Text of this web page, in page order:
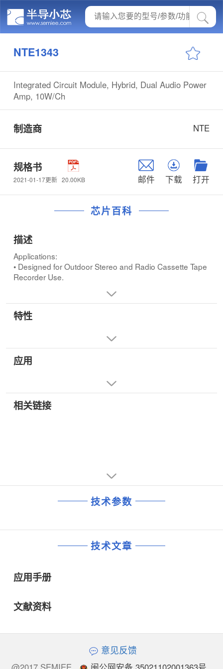
NTE1343
Integrated Circuit Module, Hybrid, Dual Audio Power
Amp, 10W/Ch
制造商 NTE
规格书
2021-01-17更新 20.00KB 邮件 下载 打开
芯片百科
描述
Applications:
• Designed for Outdoor Stereo and Radio Cassette Tape
Recorder Use.
特性
应用
相关链接
技术参数
技术文章
应用手册
文献资料
意见反馈